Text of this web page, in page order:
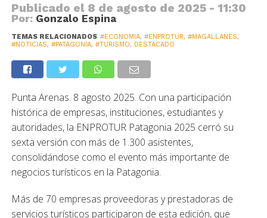
Publicado el 8 de agosto de 2025 - 11:30
Por: Gonzalo Espina
TEMAS RELACIONADOS #ECONOMIA, #ENPROTUR, #MAGALLANES,
#NOTICIAS, #PATAGONIA, #TURISMO, DESTACADO
Punta Arenas. 8 agosto 2025. Con una participación
histórica de empresas, instituciones, estudiantes y
autoridades, la ENPROTUR Patagonia 2025 cerró su
sexta versión con más de 1.300 asistentes,
consolidándose como el evento más importante de
negocios turísticos en la Patagonia.
Más de 70 empresas proveedoras y prestadoras de
servicios turísticos participaron de esta edición, que